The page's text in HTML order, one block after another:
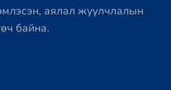
аялал жуулчлалын
байна.